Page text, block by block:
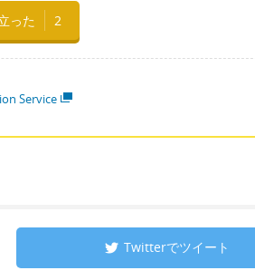
った 2
Service
Twitterでツイート